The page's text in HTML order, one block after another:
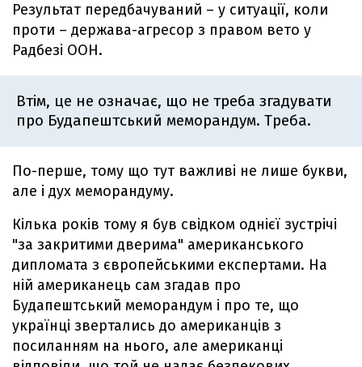
Результат передбачуваний – у ситуації, коли
проти – держава-агресор з правом вето у
Радбезі ООН.
Втім, це не означає, що не треба згадувати
про Будапештський меморандум. Треба.
По-перше, тому що тут важливі не лише букви,
але і дух меморандуму.
Кілька років тому я був свідком однієї зустрічі
"за закритими дверима" американського
дипломата з європейськими експертами. На
ній американець сам згадав про
Будапештський меморандум і про те, що
українці звертались до американців з
посиланням на нього, але американці